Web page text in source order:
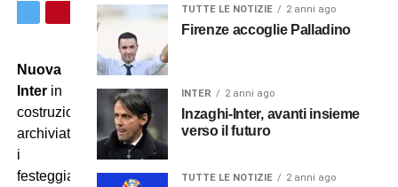
Nuova
Interin
costruzione:
archiviati
i
festeggiamenti,
TUTTE LE NOTIZIE 2 anni ago
Firenze accoglie Palladino
INTER 2 anni ago
Inzaghi-Inter, avanti insieme
verso il futuro
TUTTE LE NOTIZIE 2 anni ago